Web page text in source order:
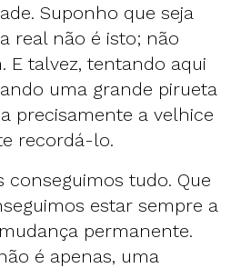
Suponho que seja
real não é isto; não
E talvez, tentando aqui
uma grande pirueta
precisamente a velhice
recordá-lo.
conseguimos tudo. Que
estar sempre a
permanente.
é apenas, uma